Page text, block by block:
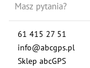
Masz pytania?
61 415 27 51
info@abcgps.pl
Sklep abcGPS